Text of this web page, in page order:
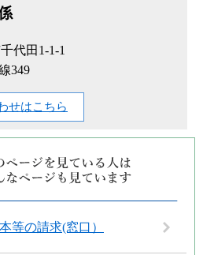
代田1-1-1
349
せはこちら
等の請求(窓口）